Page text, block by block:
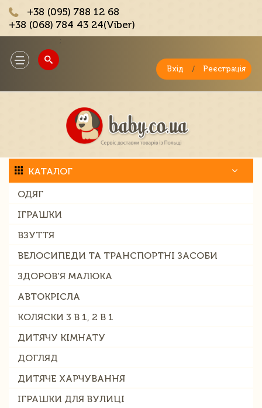
+38 (095) 788 12 68
+38 (068) 784 43 24(Viber)
Toggle
navigation
Вхід / Реєстрація
КАТАЛОГ
ОДЯГ
ІГРАШКИ
ВЗУТТЯ
ВЕЛОСИПЕДИ ТА ТРАНСПОРТНІ ЗАСОБИ
ЗДОРОВ'Я МАЛЮКА
АВТОКРІСЛА
КОЛЯСКИ 3 В 1, 2 В 1
ДИТЯЧУ КІМНАТУ
ДОГЛЯД
ДИТЯЧЕ ХАРЧУВАННЯ
ІГРАШКИ ДЛЯ ВУЛИЦІ